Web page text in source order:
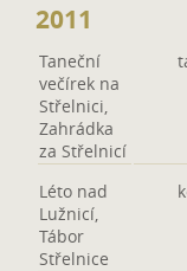
2011
Taneční
večírek na
Střelnici,
Zahrádka
za Střelnicí
Léto nad
Lužnicí,
Tábor
Střelnice